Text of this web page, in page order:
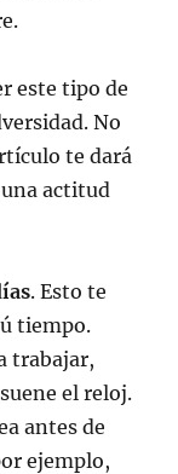
este tipo de
No
te dará
actitud
. Esto te
tiempo.
trabajar,
el reloj.
antes de
ejemplo,